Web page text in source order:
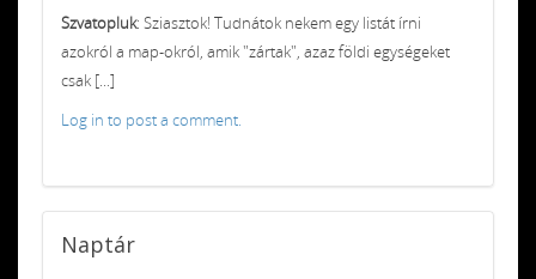
Szvatopluk: Sziasztok! Tudnátok nekem egy listát írni
azokról a map-okról, amik "zártak", azaz földi egységeket
csak [...]
Log in to post a comment.
Naptár